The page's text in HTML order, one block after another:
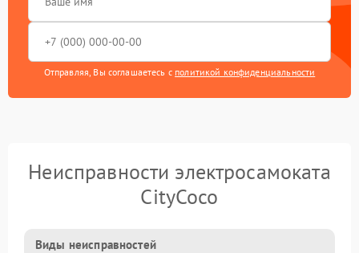
Отправляя, Вы соглашаетесь с политикой конфиденциальности
Неисправности электросамоката
CityCoco
Виды неисправностей